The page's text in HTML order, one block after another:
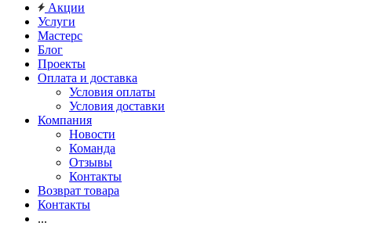
Акции
Услуги
Мастерс
Блог
Проекты
Оплата и доставка
Условия оплаты
Условия доставки
Компания
Новости
Команда
Отзывы
Контакты
Возврат товара
Контакты
...